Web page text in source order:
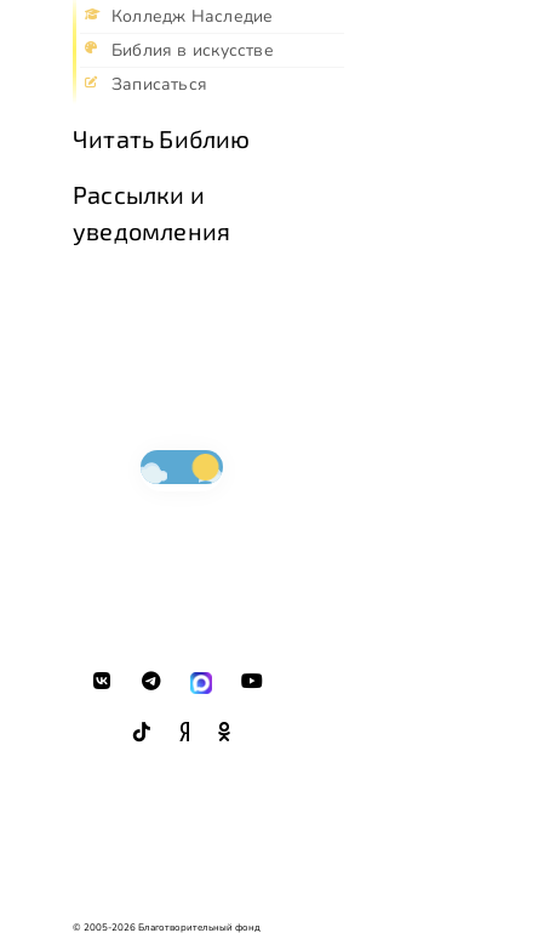
Колледж Наследие
Библия в искусстве
Записаться
Читать Библию
Рассылки и
уведомления
© 2005-2026 Благотворительный фонд